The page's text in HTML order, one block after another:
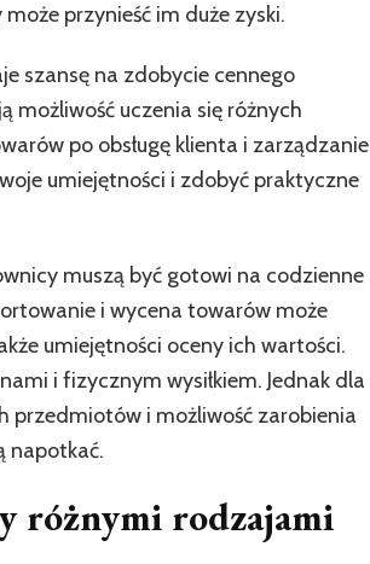
przynieść im duże zyski.
szansę na zdobycie cennego
możliwość uczenia się różnych
po obsługę klienta i zarządzanie
umiejętności i zdobyć praktyczne
muszą być gotowi na codzienne
i wycena towarów może
umiejętności oceny ich wartości.
i fizycznym wysiłkiem. Jednak dla
przedmiotów i możliwość zarobienia
napotkać.
różnymi rodzajami